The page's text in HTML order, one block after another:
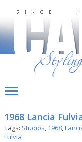
1968 Lancia
Tags: Studios, 1968,
Fulvia